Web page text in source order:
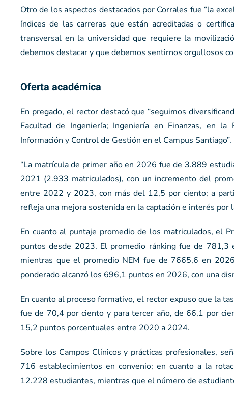
Otro de los aspectos destacados por Corrales fue “la
índices de las carreras que están acreditadas o
transversal en la universidad que requiere la
debemos destacar y que debemos sentirnos orgullosos
Oferta académica
En pregado, el rector destacó que “seguimos
Facultad de Ingeniería; Ingeniería en Finanzas, en
Información y Control de Gestión en el Campus Santiago”.
“La matrícula de primer año en 2026 fue de 3.889
2021 (2.933 matriculados), con un incremento del
entre 2022 y 2023, con más del 12,5 por ciento; a
refleja una mejora sostenida en la captación e interés por
En cuanto al puntaje promedio de los matriculados, el
puntos desde 2023. El promedio ránking fue de
mientras que el promedio NEM fue de 7665,6 en
ponderado alcanzó los 696,1 puntos en 2026, con una
En cuanto al proceso formativo, el rector expuso que la
fue de 70,4 por ciento y para tercer año, de 66,1 por
15,2 puntos porcentuales entre 2020 a 2024.
Sobre los Campos Clínicos y prácticas profesionales,
716 establecimientos en convenio; en cuanto a la
12.228 estudiantes, mientras que el número de